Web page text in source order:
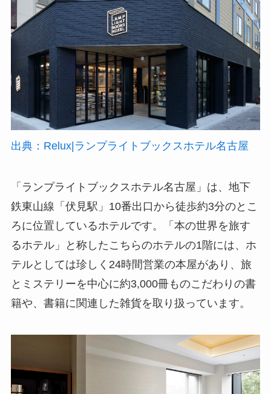
出典：Relux|ランプライトブックスホテル名古屋
「ランプライトブックスホテル名古屋」は、地下
鉄東山線「伏見駅」10番出口から徒歩約3分のとこ
ろに位置しているホテルです。「本の世界を旅す
るホテル」と称したこちらのホテルの1階には、ホ
テルとしては珍しく24時間営業の本屋があり、旅
とミステリーを中心に約3,000冊ものこだわりの書
籍や、書籍に関連した雑貨を取り扱っています。